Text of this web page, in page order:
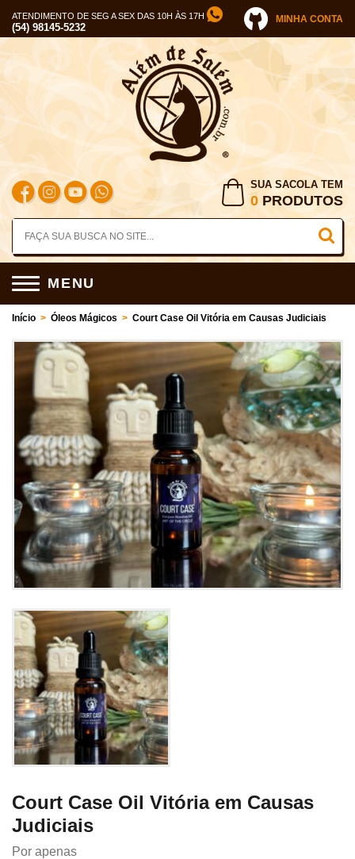
ATENDIMENTO DE SEG A SEX DAS 10H ÀS 17H
(54) 98145-5232
MINHA CONTA
SUA SACOLA TEM
0 PRODUTOS
MENU
Início > Óleos Mágicos > Court Case Oil Vitória em Causas Judiciais
Court Case Oil Vitória em Causas
Judiciais
Por apenas